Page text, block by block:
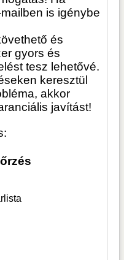
is igénybe
és
gyors és
tesz lehetővé.
keresztül
akkor
javítást!